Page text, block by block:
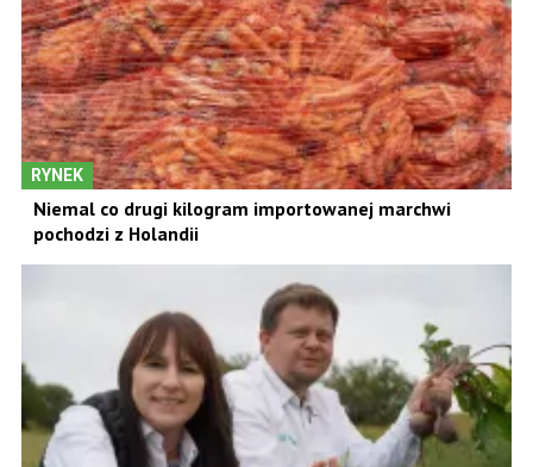
RYNEK
Niemal co drugi kilogram importowanej marchwi
pochodzi z Holandii